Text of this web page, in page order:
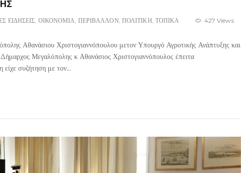
ΕΙΔΗΣΕΙΣ ΟΙΚΟΝΟΜΙΑ ΠΕΡΙΒΑΛΛΟΝ ΠΟΛΙΤΙΚΗ ΤΟΠΙΚΑ 427 Views
Αθανάσιου Χριστογιαννόπουλου μετον Υπουργό Αγροτικής Ανάπτυξης και
Μεγαλόπολης κ Αθανάσιος Χριστογιαννόπουλος έπειτα
συζήτηση με τον...